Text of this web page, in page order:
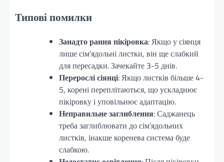
Типові помилки
Занадто рання пікіровка: Якщо у сіянця
лише сім’ядольні листки, він ще слабкий
для пересадки. Зачекайте 3-5 днів.
Перерослі сіянці: Якщо листків більше 4-
5, корені переплітаються, що ускладнює
пікіровку і уповільнює адаптацію.
Неправильне заглиблення: Саджанець
треба заглиблювати до сім’ядольних
листків, інакше коренева система буде
слабкою.